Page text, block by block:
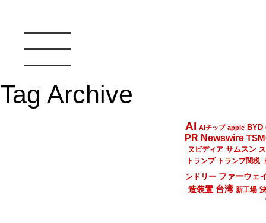
Tag Archive
AI AIチップ apple BYD
PR Newswire
ヌビディア サムスン
トランプ
トランプ関税
ンドリー ファーウェ
造装置 台湾 新工場